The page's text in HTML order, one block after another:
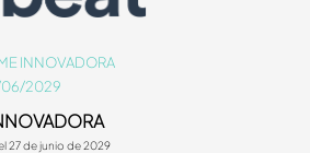
27 de junio de 2029